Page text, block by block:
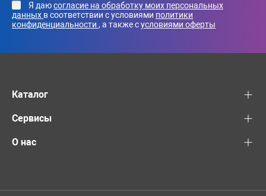
Я даюсогласие на обработку моих персональных
данных в соответствии с условиями политики
конфиденциальности , а также сусловиями оферты
Каталог
Сервисы
О нас